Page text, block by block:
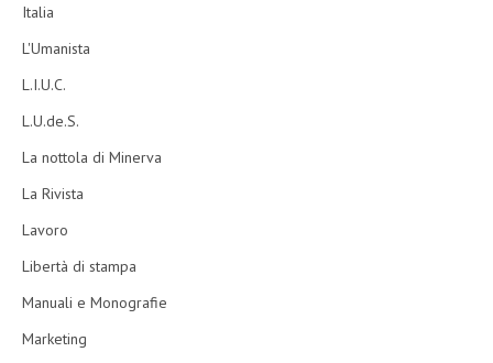
Italia
L'Umanista
L.I.U.C.
L.U.de.S.
La nottola di Minerva
La Rivista
Lavoro
Libertà di stampa
Manuali e Monografie
Marketing